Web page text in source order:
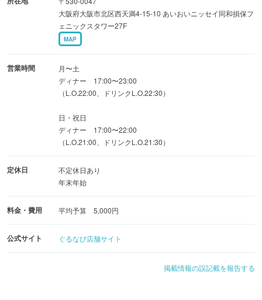
日プラン
メッセージ入りデザートプレート付きコース
ン〜
（窓側席はご予約お早めにご予約お願いします）
大阪府大阪市北区西天満4-15-10 あいおいニッセイ同和損保フ
ェニックスタワー27F
MAP
営業時間
月〜土
ディナー 17:00〜23:00
（L.O.22:00、ドリンクL.O.22:30）
日・祝日
ディナー 17:00〜22:00
（L.O.21:00、ドリンクL.O.21:30）
定休日
不定休日あり
年末年始
料金・費用 平均予算 5,000円
公式サイト ぐるなび店舗サイト
掲載情報の誤記載を報告する